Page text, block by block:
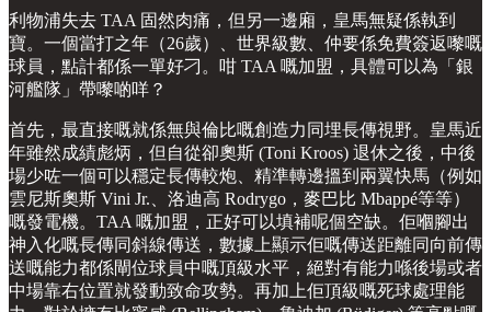
利物浦失去 TAA 固然肉痛，但另一邊廂，皇馬無疑係執到
寶。一個當打之年（26歲）、世界級數、仲要係免費簽返嚟嘅
球員，點計都係一單好刁。咁 TAA 嘅加盟，具體可以為「銀
河艦隊」帶嚟啲咩？
首先，最直接嘅就係無與倫比嘅創造力同埋長傳視野。皇馬近
年雖然成績彪炳，但自從卻奧斯 (Toni Kroos) 退休之後，中後
場少咗一個可以穩定長傳較炮、精準轉邊搵到兩翼快馬（例如
雲尼斯奧斯 Vini Jr.、洛迪高 Rodrygo，麥巴比 Mbappé等等）
嘅發電機。TAA 嘅加盟，正好可以填補呢個空缺。佢嗰腳出
神入化嘅長傳同斜線傳送，數據上顯示佢嘅傳送距離同向前傳
送嘅能力都係閘位球員中嘅頂級水平，絕對有能力喺後場或者
中場靠右位置就發動致命攻勢。再加上佢頂級嘅死球處理能